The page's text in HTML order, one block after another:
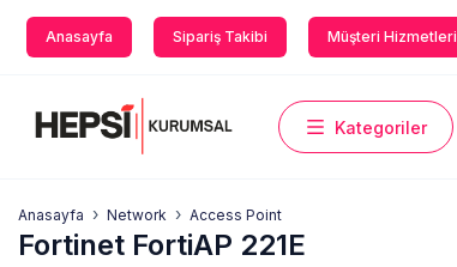
Anasayfa Sipariş Takibi Müşteri Hizmetleri
Kategoriler
Anasayfa Network Access Point
Fortinet FortiAP 221E